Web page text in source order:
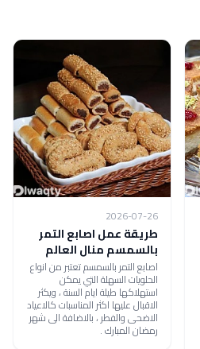
2026-07-26
طريقة عمل اصابع التمر
بالسمسم منال العالم
اصابع التمر بالسمسم تعتبر من انواع
الحلويات السهلة التي يمكن
استهلاكها طيلة ايام السنة ، ويكثر
الاقبال عليها اكثر المناسبات كالاعياد
الاضحى والفطر ، بالاضافة الى شهر
رمضان المبارك .